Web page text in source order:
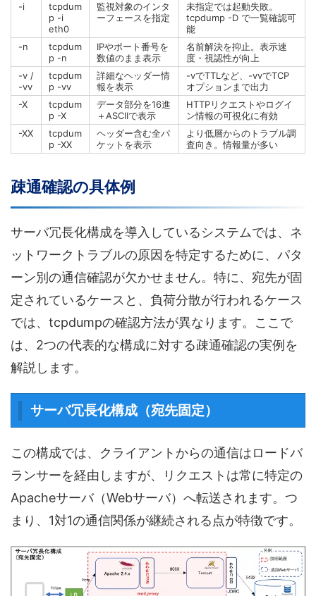
-i
tcpdum
p -i
eth0
監視対象のインタ
ーフェースを指定
未指定では起動失敗。
tcpdump -D で一覧確認可
能
-n
tcpdum
p -n
IPやポート番号を
数値のまま表示
名前解決を抑止。表示速
度・視認性が向上
-v /
-vv
tcpdum
p -vv
詳細なヘッダー情
報を表示
-vでTTLなど、-vvでTCP
オプションまで出力
-X
tcpdum
p -X
データ部分を16進
＋ASCIIで表示
HTTPリクエストやログイ
ン情報の可視化に有効
-XX
tcpdum
p -XX
ヘッダー含む全パ
ケットを表示
より低層からのトラブル調
査向き。情報量が多い
疎通確認の具体例
サーバ冗長化構成を導入しているシステムでは、ネ
ットワークトラブルの原因を特定するために、パタ
ーン別の通信確認が欠かせません。特に、宛先が固
定されているケースと、負荷分散が行われるケース
では、tcpdumpの確認方法が異なります。ここで
は、2つの代表的な構成に対する疎通確認の実例を
解説します。
サーバ冗長化構成（宛先固定）
この構成では、クライアントからの通信はロードバ
ランサーを経由しますが、リクエストは常に特定の
Apacheサーバ（Webサーバ）へ転送されます。つ
まり、1対1の通信関係が継続される点が特徴です。